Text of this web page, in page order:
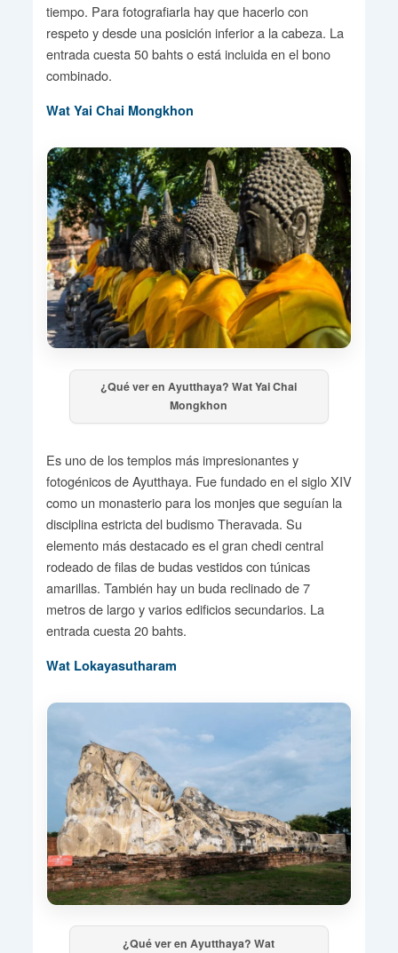
tiempo. Para fotografiarla hay que hacerlo con
respeto y desde una posición inferior a la cabeza. La
entrada cuesta 50 bahts o está incluida en el bono
combinado.
Wat Yai Chai Mongkhon
¿Qué ver en Ayutthaya? Wat Yai Chai
Mongkhon
Es uno de los templos más impresionantes y
fotogénicos de Ayutthaya. Fue fundado en el siglo XIV
como un monasterio para los monjes que seguían la
disciplina estricta del budismo Theravada. Su
elemento más destacado es el gran chedi central
rodeado de filas de budas vestidos con túnicas
amarillas. También hay un buda reclinado de 7
metros de largo y varios edificios secundarios. La
entrada cuesta 20 bahts.
Wat Lokayasutharam
¿Qué ver en Ayutthaya? Wat